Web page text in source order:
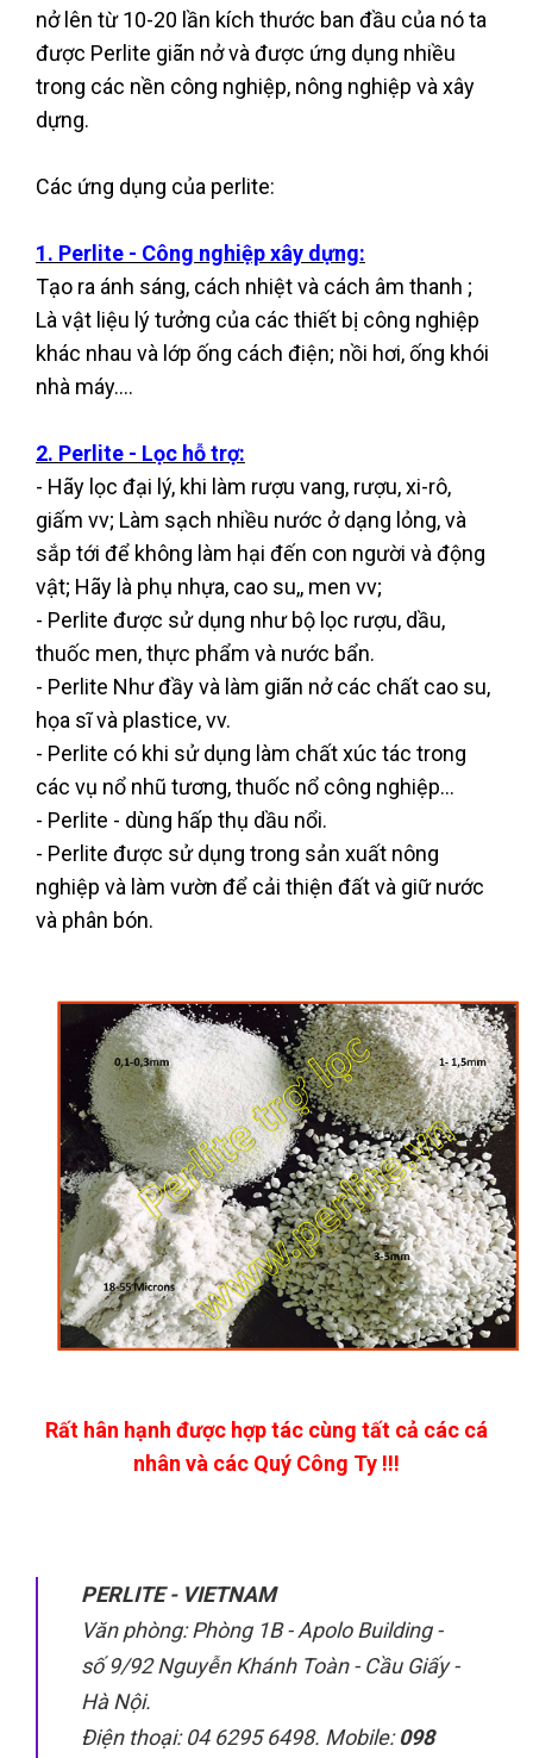
nở lên từ 10-20 lần kích thước ban đầu của nó ta
được Perlite giãn nở và được ứng dụng nhiều
trong các nền công nghiệp, nông nghiệp và xây
dựng.
Các ứng dụng của perlite:
1. Perlite - Công nghiệp xây dựng:
Tạo ra ánh sáng, cách nhiệt và cách âm thanh ;
Là vật liệu lý tưởng của các thiết bị công nghiệp
khác nhau và lớp ống cách điện; nồi hơi, ống khói
nhà máy....
2. Perlite - Lọc hỗ trợ:
- Hãy lọc đại lý, khi làm rượu vang, rượu, xi-rô,
giấm vv; Làm sạch nhiều nước ở dạng lỏng, và
sắp tới để không làm hại đến con người và động
vật; Hãy là phụ nhựa, cao su,, men vv;
- Perlite được sử dụng như bộ lọc rượu, dầu,
thuốc men, thực phẩm và nước bẩn.
- Perlite Như đầy và làm giãn nở các chất cao su,
họa sĩ và plastice, vv.
- Perlite có khi sử dụng làm chất xúc tác trong
các vụ nổ nhũ tương, thuốc nổ công nghiệp...
- Perlite - dùng hấp thụ dầu nổi.
- Perlite được sử dụng trong sản xuất nông
nghiệp và làm vườn để cải thiện đất và giữ nước
và phân bón.
Rất hân hạnh được hợp tác cùng tất cả các cá
nhân và các Quý Công Ty !!!
PERLITE - VIETNAM
Văn phòng: Phòng 1B - Apolo Building -
số 9/92 Nguyễn Khánh Toàn - Cầu Giấy -
Hà Nội.
Điện thoại: 04 6295 6498. Mobile:098